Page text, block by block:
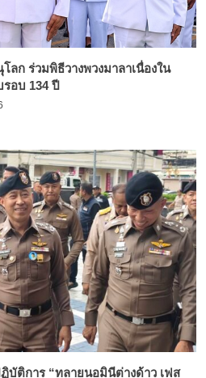
ก ร่วมพิธีวางพวงมาลาเนื่องใน
อบ 134 ปี
บัติการ “ทลายนอมินีต่างด้าว เฟส